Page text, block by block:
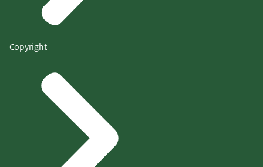
Copyright